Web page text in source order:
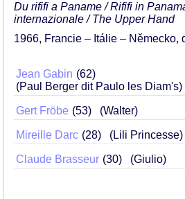
Du rififi a Paname / Rififi in
internazionale / The Upper Hand
1966 Francie – Itálie – Německo
Jean Gabin
62
(Paul Berger dit Paulo les Diam's)
Gert Fröbe 53 (Walter)
Mireille Darc 28 (Lili Princesse)
Claude Brasseur 30 (Giulio)